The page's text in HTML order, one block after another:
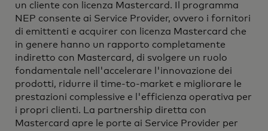
un cliente con licenza Mastercard. Il programma
NEP consente ai Service Provider, ovvero i fornitori
di emittenti e acquirer con licenza Mastercard che
in genere hanno un rapporto completamente
indiretto con Mastercard, di svolgere un ruolo
fondamentale nell'accelerare l'innovazione dei
prodotti, ridurre il time-to-market e migliorare le
prestazioni complessive e l'efficienza operativa per
i propri clienti. La partnership diretta con
Mastercard apre le porte ai Service Provider per